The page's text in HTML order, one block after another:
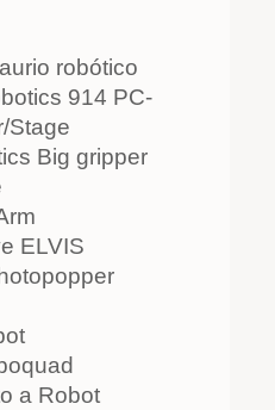
robótico
914 PC-
Stage
Big gripper
ELVIS
a Robot